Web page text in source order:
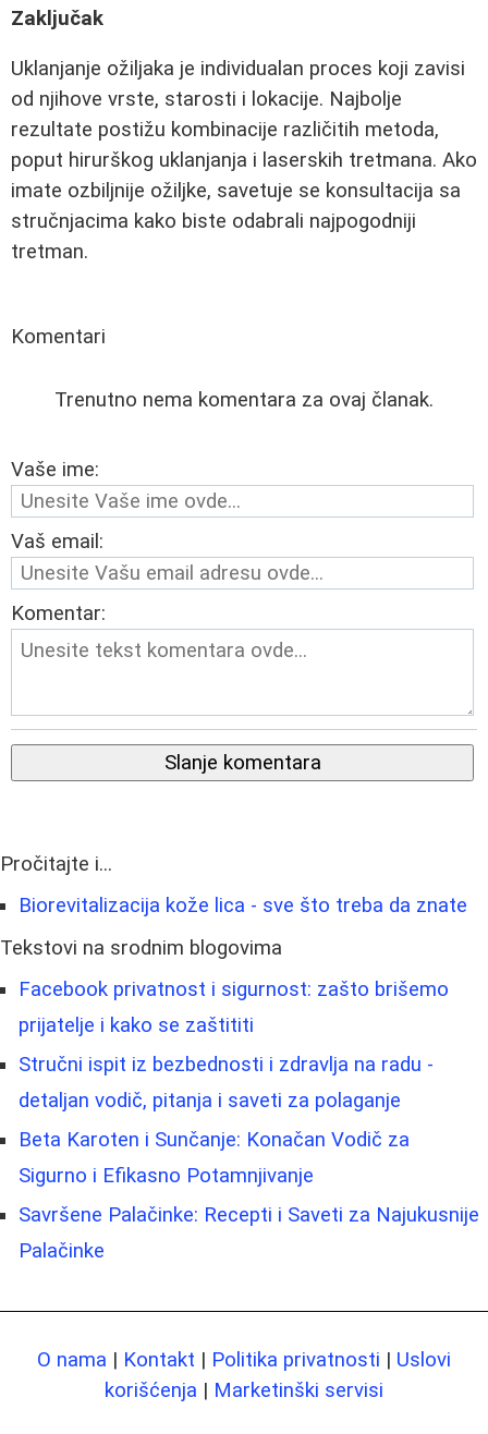
Zaključak
Uklanjanje ožiljaka je individualan proces koji zavisi
od njihove vrste, starosti i lokacije. Najbolje
rezultate postižu kombinacije različitih metoda,
poput hirurškog uklanjanja i laserskih tretmana. Ako
imate ozbiljnije ožiljke, savetuje se konsultacija sa
stručnjacima kako biste odabrali najpogodniji
tretman.
Komentari
Trenutno nema komentara za ovaj članak.
Vaše ime:
Vaš email:
Komentar:
Slanje komentara
Pročitajte i...
Biorevitalizacija kože lica - sve što treba da znate
Tekstovi na srodnim blogovima
Facebook privatnost i sigurnost: zašto brišemo
prijatelje i kako se zaštititi
Stručni ispit iz bezbednosti i zdravlja na radu -
detaljan vodič, pitanja i saveti za polaganje
Beta Karoten i Sunčanje: Konačan Vodič za
Sigurno i Efikasno Potamnjivanje
Savršene Palačinke: Recepti i Saveti za Najukusnije
Palačinke
O nama | Kontakt | Politika privatnosti | Uslovi
korišćenja | Marketinški servisi